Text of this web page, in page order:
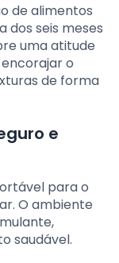
de alimentos
dos seis meses
uma atitude
o
de forma
e
para o
O ambiente
saudável.